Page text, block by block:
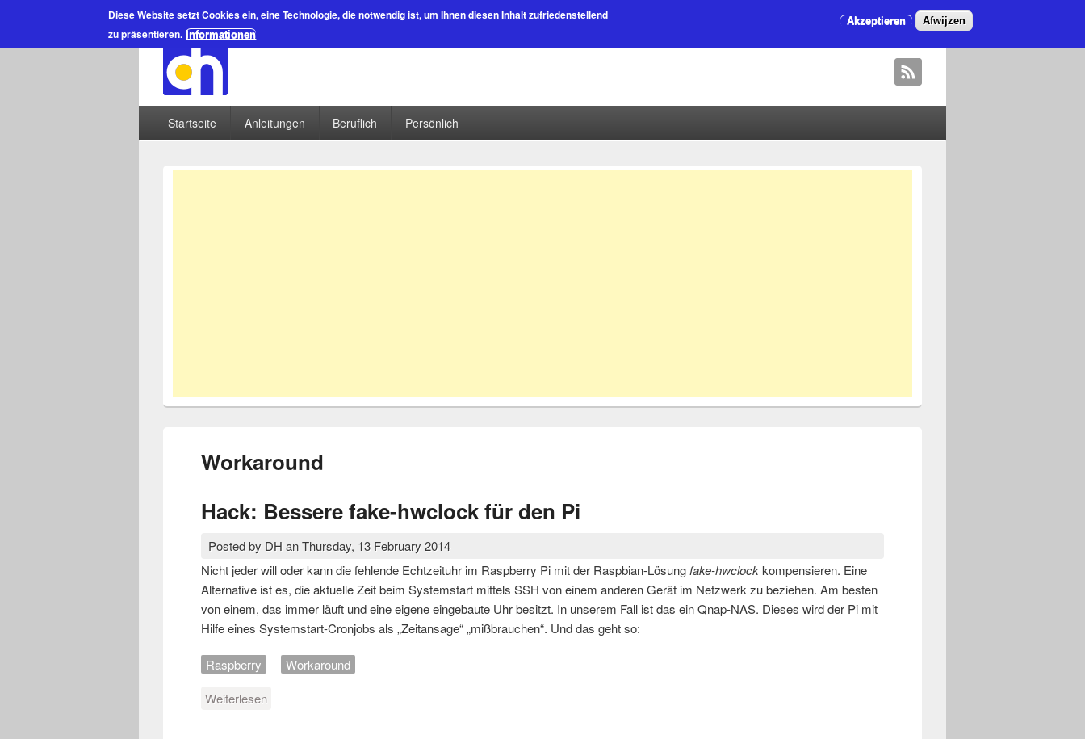
Diese Website setzt Cookies ein, eine Technologie, die notwendig ist, um Ihnen diesen Inhalt zufriedenstellend
zu präsentieren. Informationen
Akzeptieren Afwijzen
Startseite Anleitungen Beruflich Persönlich
Workaround
Hack: Bessere fake-hwclock für den Pi
Posted by DH anThursday, 13 February 2014
Nicht jeder will oder kann die fehlende Echtzeituhr im Raspberry Pi mit der Raspbian-Lösung fake-hwclockkompensieren. Eine
Alternative ist es, die aktuelle Zeit beim Systemstart mittels SSH von einem anderen Gerät im Netzwerk zu beziehen. Am besten
von einem, das immer läuft und eine eigene eingebaute Uhr besitzt. In unserem Fall ist das ein Qnap-NAS. Dieses wird der Pi mit
Hilfe eines Systemstart-Cronjobs als „Zeitansage“ „mißbrauchen“. Und das geht so:
Raspberry
Workaround
Weiterlesen